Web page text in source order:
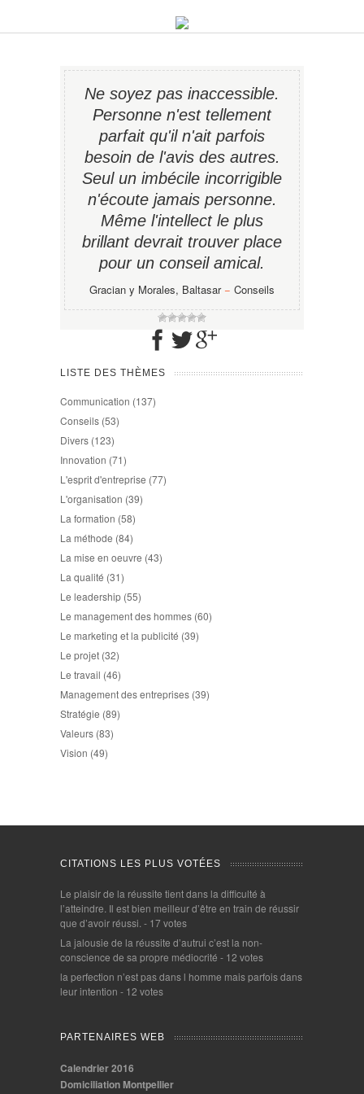
Ne soyez pas inaccessible.
Personne n'est tellement
parfait qu'il n'ait parfois
besoin de l'avis des autres.
Seul un imbécile incorrigible
n'écoute jamais personne.
Même l'intellect le plus
brillant devrait trouver place
pour un conseil amical.
Gracian y Morales, Baltasar− Conseils
LISTE DES THÈMES
Communication (137)
Conseils (53)
Divers (123)
Innovation (71)
L'esprit d'entreprise (77)
L'organisation (39)
La formation (58)
La méthode (84)
La mise en oeuvre (43)
La qualité (31)
Le leadership (55)
Le management des hommes (60)
Le marketing et la publicité (39)
Le projet (32)
Le travail (46)
Management des entreprises (39)
Stratégie (89)
Valeurs (83)
Vision (49)
CITATIONS LES PLUS VOTÉES
Le plaisir de la réussite tient dans la difficulté à
l’atteindre. Il est bien meilleur d’être en train de réussir
que d’avoir réussi. - 17 votes
La jalousie de la réussite d’autrui c’est la non-
conscience de sa propre médiocrité - 12 votes
la perfection n’est pas dans l homme mais parfois dans
leur intention - 12 votes
PARTENAIRES WEB
Calendrier 2016
Domiciliation Montpellier